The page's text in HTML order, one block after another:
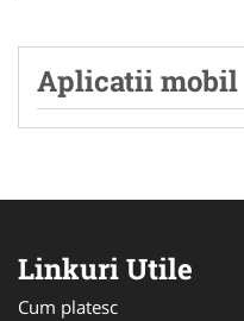
Aplicatii mobil
Linkuri Utile
Cum platesc